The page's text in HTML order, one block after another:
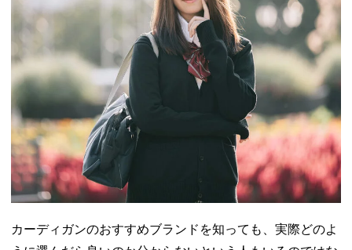
カーディガンのおすすめブランドを知っても、実際どのよ